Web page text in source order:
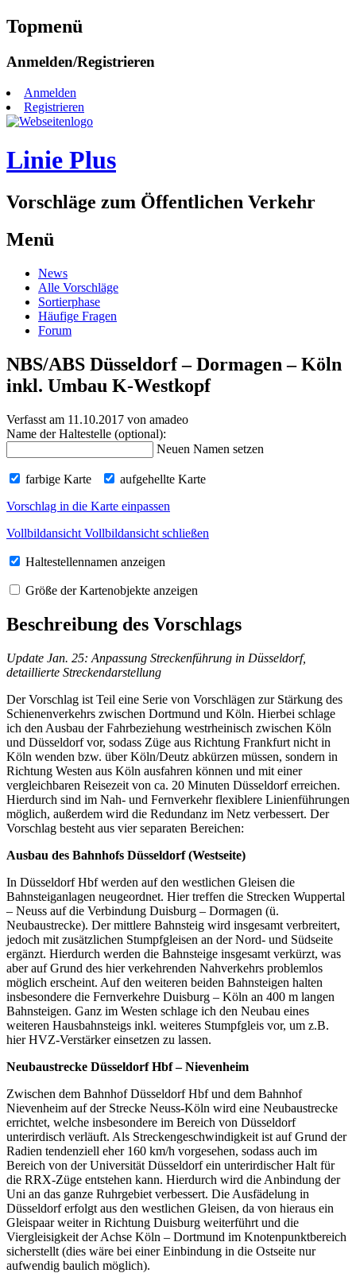
Topmenü
Zum
springen
Anmelden/Registrieren
Anmelden
Registrieren
Linie Plus
Vorschläge zum Öffentlichen Verkehr
Menü
Zum
Inhalt
springen
News
Alle Vorschläge
Sortierphase
Häufige Fragen
Forum
NBS/ABS Düsseldorf – Dormagen – Köln
inkl. Umbau K-Westkopf
Verfasst am 11.10.2017 von amadeo
Name der Haltestelle (optional):
Neuen Namen setzen
farbige Karte
aufgehellte Karte
Vorschlag in die Karte einpassen
Vollbildansicht Vollbildansicht schließen
Haltestellennamen anzeigen
Größe der Kartenobjekte anzeigen
Beschreibung des Vorschlags
Update Jan. 25: Anpassung Streckenführung in Düsseldorf,
detaillierte Streckendarstellung
Der Vorschlag ist Teil eine Serie von Vorschlägen zur Stärkung des
Schienenverkehrs zwischen Dortmund und Köln. Hierbei schlage
ich den Ausbau der Fahrbeziehung westrheinisch zwischen Köln
und Düsseldorf vor, sodass Züge aus Richtung Frankfurt nicht in
Köln wenden bzw. über Köln/Deutz abkürzen müssen, sondern in
Richtung Westen aus Köln ausfahren können und mit einer
vergleichbaren Reisezeit von ca. 20 Minuten Düsseldorf erreichen.
Hierdurch sind im Nah- und Fernverkehr flexiblere Linienführungen
möglich, außerdem wird die Redundanz im Netz verbessert. Der
Vorschlag besteht aus vier separaten Bereichen:
Ausbau des Bahnhofs Düsseldorf (Westseite)
In Düsseldorf Hbf werden auf den westlichen Gleisen die
Bahnsteiganlagen neugeordnet. Hier treffen die Strecken Wuppertal
– Neuss auf die Verbindung Duisburg – Dormagen (ü.
Neubaustrecke). Der mittlere Bahnsteig wird insgesamt verbreitert,
jedoch mit zusätzlichen Stumpfgleisen an der Nord- und Südseite
ergänzt. Hierdurch werden die Bahnsteige insgesamt verkürzt, was
aber auf Grund des hier verkehrenden Nahverkehrs problemlos
möglich erscheint. Auf den weiteren beiden Bahnsteigen halten
insbesondere die Fernverkehre Duisburg – Köln an 400 m langen
Bahnsteigen. Ganz im Westen schlage ich den Neubau eines
weiteren Hausbahnsteigs inkl. weiteres Stumpfgleis vor, um z.B.
hier HVZ-Verstärker einsetzen zu lassen.
Neubaustrecke Düsseldorf Hbf – Nievenheim
Zwischen dem Bahnhof Düsseldorf Hbf und dem Bahnhof
Nievenheim auf der Strecke Neuss-Köln wird eine Neubaustrecke
errichtet, welche insbesondere im Bereich von Düsseldorf
unterirdisch verläuft. Als Streckengeschwindigkeit ist auf Grund der
Radien tendenziell eher 160 km/h vorgesehen, sodass auch im
Bereich von der Universität Düsseldorf ein unterirdischer Halt für
die RRX-Züge entstehen kann. Hierdurch wird die Anbindung der
Uni an das ganze Ruhrgebiet verbessert. Die Ausfädelung in
Düsseldorf erfolgt aus den westlichen Gleisen, da von hieraus ein
Gleispaar weiter in Richtung Duisburg weiterführt und die
Viergleisigkeit der Achse Köln – Dortmund im Knotenpunktbereich
sicherstellt (dies wäre bei einer Einbindung in die Ostseite nur
aufwendig baulich möglich).